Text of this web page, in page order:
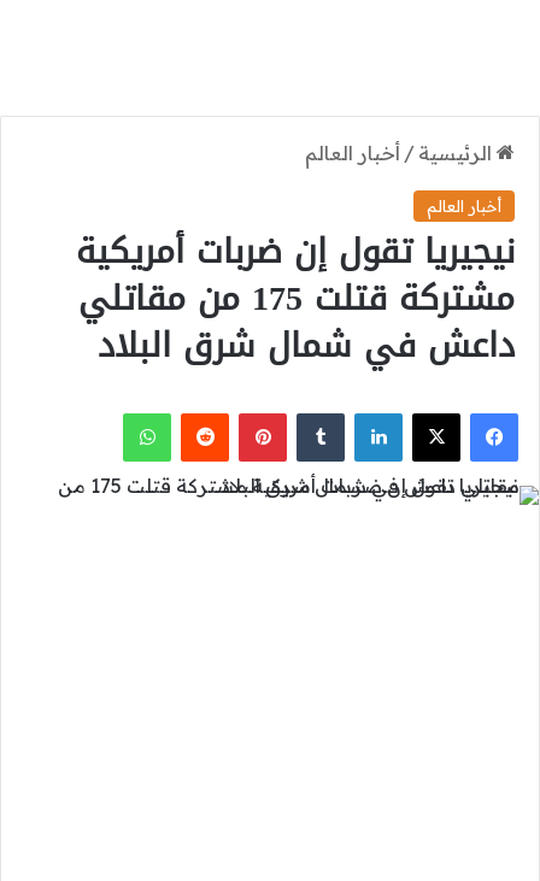
الرئيسية / أخبار العالم
أخبار العالم
نيجيريا تقول إن ضربات أمريكية
مشتركة قتلت 175 من مقاتلي
داعش في شمال شرق البلاد
فيسبوك
‫X لينكدإن بينتيريست واتساب